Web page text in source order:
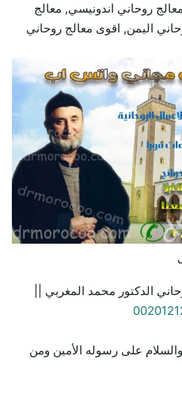
روحاني اندونيسي, معالج
اليمن, اقوى معالج روحاني
الدكتور محمد المغربي ||
على رسوله الأمين ومن